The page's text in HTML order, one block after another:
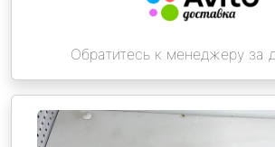
Обратитесь к менеджеру за